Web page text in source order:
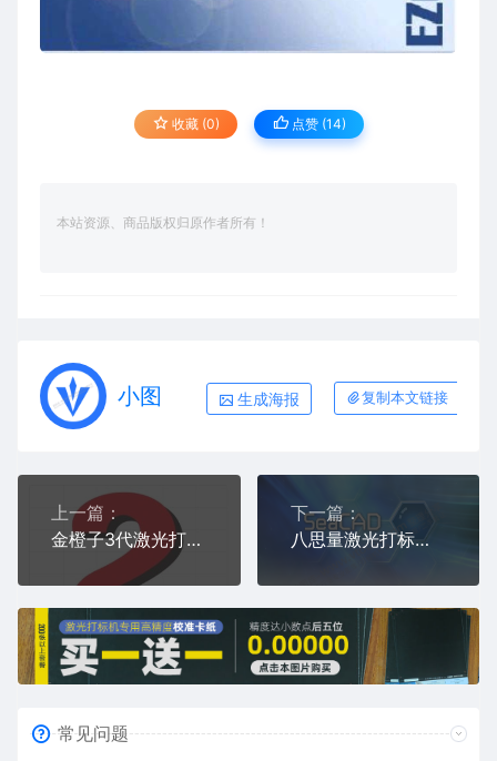
收藏 (0) 点赞 (14)
本站资源、商品版权归原作者所有！
小图 生成海报 复制本文链接
上一篇：
金橙子3代激光打标软件 Ezcad3(20211015) V1848发布版
下一篇：
八思量激光打标软件 绿色版230925CarVinRelease5.2.6 打标软件
常见问题